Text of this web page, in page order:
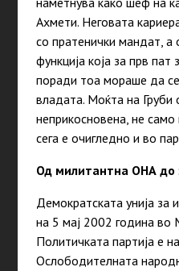
Ахмети. Неговата
со пратенички мандат,
функција која за прв пат
поради тоа мораше да
владата. Моќта на Груби
неприкосновена, не
сега е очигледно и во
Од милитантна ОНА до
Демократската унија за
на 5 мај 2002 година во
Политичката партија е
Ослободителната